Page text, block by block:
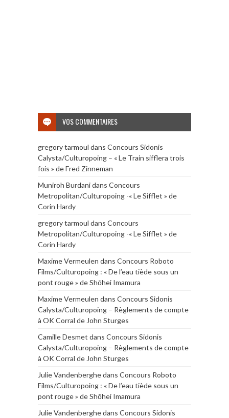
VOS COMMENTAIRES
gregory tarmoul dans Concours Sidonis
Calysta/Culturopoing – « Le Train sifflera trois
fois » de Fred Zinneman
Muniroh Burdanidans Concours
Metropolitan/Culturopoing -« Le Sifflet » de
Corin Hardy
gregory tarmoul dans Concours
Metropolitan/Culturopoing -« Le Sifflet » de
Corin Hardy
Maxime Vermeulen dans Concours Roboto
Films/Culturopoing : « De l’eau tiède sous un
pont rouge » de Shōhei Imamura
Maxime Vermeulen dans Concours Sidonis
Calysta/Culturopoing – Règlements de compte
à OK Corral de John Sturges
Camille Desmet dans Concours Sidonis
Calysta/Culturopoing – Règlements de compte
à OK Corral de John Sturges
Julie Vandenberghedans Concours Roboto
Films/Culturopoing : « De l’eau tiède sous un
pont rouge » de Shōhei Imamura
Julie Vandenberghedans Concours Sidonis